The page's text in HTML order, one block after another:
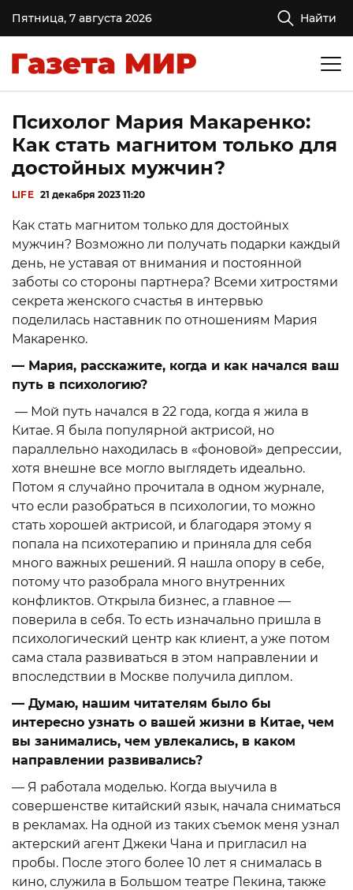
Пятница, 7 августа 2026 Найти
Психолог Мария Макаренко:
Как стать магнитом только для
достойных мужчин?
LIFE 21 декабря 2023 11:20
Как стать магнитом только для достойных
мужчин? Возможно ли получать подарки каждый
день, не уставая от внимания и постоянной
заботы со стороны партнера? Всеми хитростями
секрета женского счастья в интервью
поделилась наставник по отношениям Мария
Макаренко.
— Мария, расскажите, когда и как начался ваш
путь в психологию?
— Мой путь начался в 22 года, когда я жила в
Китае. Я была популярной актрисой, но
параллельно находилась в «фоновой» депрессии,
хотя внешне все могло выглядеть идеально.
Потом я случайно прочитала в одном журнале,
что если разобраться в психологии, то можно
стать хорошей актрисой, и благодаря этому я
попала на психотерапию и приняла для себя
много важных решений. Я нашла опору в себе,
потому что разобрала много внутренних
конфликтов. Открыла бизнес, а главное —
поверила в себя. То есть изначально пришла в
психологический центр как клиент, а уже потом
сама стала развиваться в этом направлении и
впоследствии в Москве получила диплом.
— Думаю, нашим читателям было бы
интересно узнать о вашей жизни в Китае, чем
вы занимались, чем увлекались, в каком
направлении развивались?
— Я работала моделью. Когда выучила в
совершенстве китайский язык, начала сниматься
в рекламах. На одной из таких съемок меня узнал
актерский агент Джеки Чана и пригласил на
пробы. После этого более 10 лет я снималась в
кино, служила в Большом театре Пекина, также